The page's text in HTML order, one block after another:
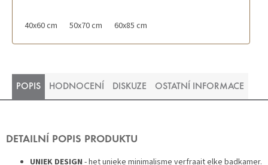
40x60 cm 50x70 cm 60x85 cm
POPIS HODNOCENÍ DISKUZE OSTATNÍ INFORMACE
DETAILNÍ POPIS PRODUKTU
UNIEK DESIGN - het unieke minimalisme verfraait elke badkamer.